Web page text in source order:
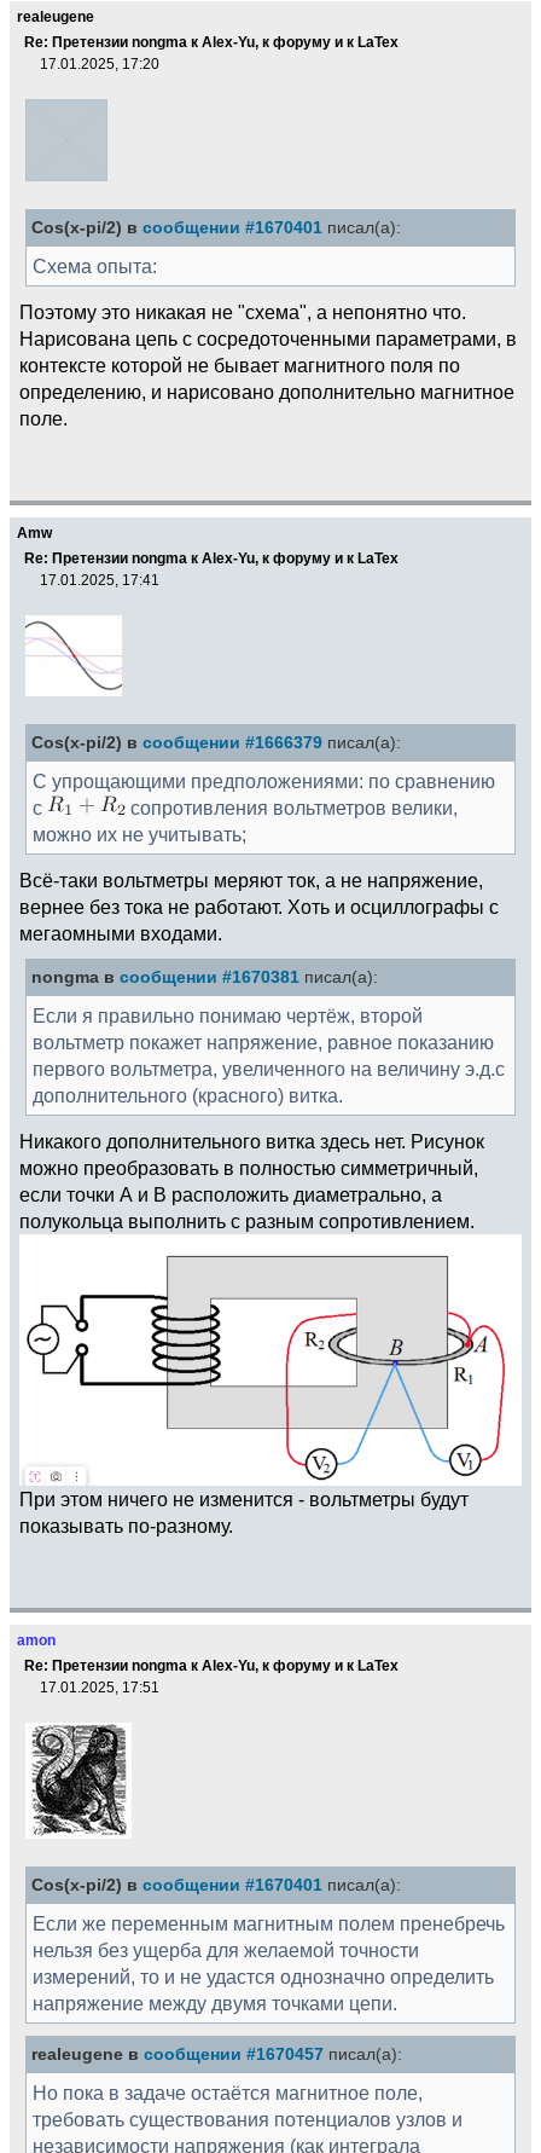
realeugene
Re: Претензии nongma к Alex-Yu, к форуму и к LaTex
17.01.2025, 17:20
Cos(x-pi/2) в сообщении #1670401 писал(а):
Схема опыта:
Поэтому это никакая не "схема", а непонятно что.
Нарисована цепь с сосредоточенными параметрами, в
контексте которой не бывает магнитного поля по
определению, и нарисовано дополнительно магнитное
поле.
Amw
Re: Претензии nongma к Alex-Yu, к форуму и к LaTex
17.01.2025, 17:41
Cos(x-pi/2) в сообщении #1666379 писал(а):
С упрощающими предположениями: по сравнению
с
сопротивления вольтметров велики,
можно их не учитывать;
Всё-таки вольтметры меряют ток, а не напряжение,
вернее без тока не работают. Хоть и осциллографы с
мегаомными входами.
nongma в сообщении #1670381 писал(а):
Если я правильно понимаю чертёж, второй
вольтметр покажет напряжение, равное показанию
первого вольтметра, увеличенного на величину э.д.с
дополнительного (красного) витка.
Никакого дополнительного витка здесь нет. Рисунок
можно преобразовать в полностью симметричный,
если точки А и В расположить диаметрально, а
полукольца выполнить с разным сопротивлением.
При этом ничего не изменится - вольтметры будут
показывать по-разному.
amon
Re: Претензии nongma к Alex-Yu, к форуму и к LaTex
17.01.2025, 17:51
Cos(x-pi/2) в сообщении #1670401 писал(а):
Если же переменным магнитным полем пренебречь
нельзя без ущерба для желаемой точности
измерений, то и не удастся однозначно определить
напряжение между двумя точками цепи.
realeugene в сообщении #1670457 писал(а):
Но пока в задаче остаётся магнитное поле,
требовать существования потенциалов узлов и
независимости напряжения (как интеграла